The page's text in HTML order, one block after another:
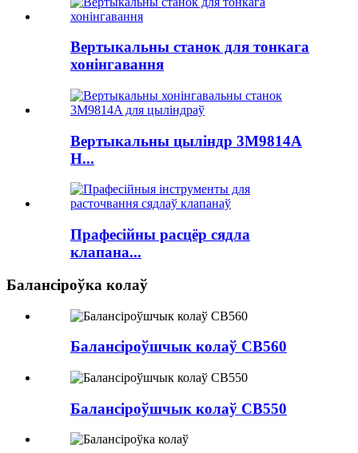
Вертыкальны станок для тонкага
хонінгавання
Вертыкальны цыліндр 3M9814A
H...
Прафесійны расцёр сядла
клапана...
Балансіроўка колаў
Балансіроўшчык колаў CB560
Балансіроўшчык колаў CB550